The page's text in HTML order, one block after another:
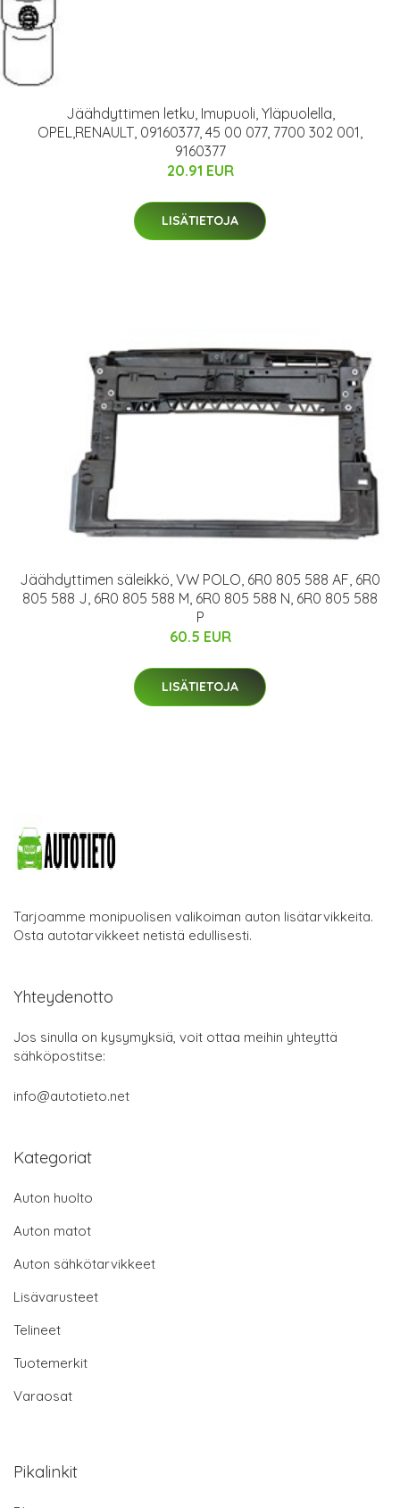
Jäähdyttimen letku, Imupuoli, Yläpuolella,
OPEL,RENAULT, 09160377, 45 00 077, 7700 302 001,
9160377
20.91 EUR
LISÄTIETOJA
Jäähdyttimen säleikkö, VW POLO, 6R0 805 588 AF, 6R0
805 588 J, 6R0 805 588 M, 6R0 805 588 N, 6R0 805 588
P
60.5 EUR
LISÄTIETOJA
Tarjoamme monipuolisen valikoiman auton lisätarvikkeita.
Osta autotarvikkeet netistä edullisesti.
Yhteydenotto
Jos sinulla on kysymyksiä, voit ottaa meihin yhteyttä
sähköpostitse:
info@autotieto.net
Kategoriat
Auton huolto
Auton matot
Auton sähkötarvikkeet
Lisävarusteet
Telineet
Tuotemerkit
Varaosat
Pikalinkit